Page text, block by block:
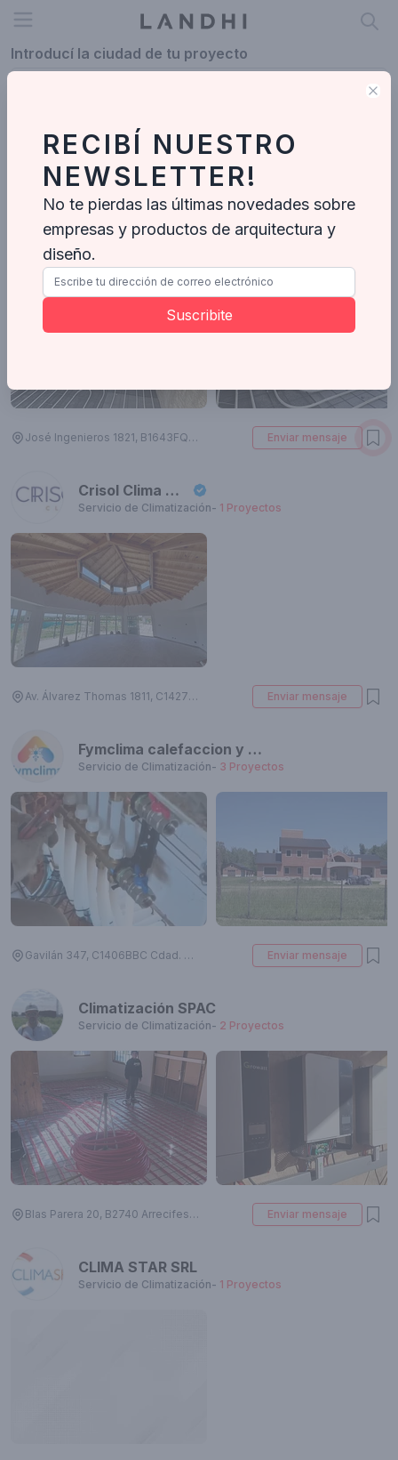
Open menu
Introducí la ciudad de tu proyecto
Servicio de Climatización
Servicio de Climatización
Climatizacion HD
Servicio de Climatización
José Ingenieros 1821, B1643FQI Béccar, Provincia de Buenos Aires, Argentina Enviar mensaje
Crisol Clima SRL
Servicio de Climatización- 1 Proyectos
Av. Álvarez Thomas 1811, C1427 Cdad. Autónoma de Buenos Aires, Argentina Enviar mensaje
Fymclima calefaccion y aire acondicionado
Servicio de Climatización- 3 Proyectos
Gavilán 347, C1406BBC Cdad. Autónoma de Buenos Aires, Argentina Enviar mensaje
Climatización SPAC
Servicio de Climatización- 2 Proyectos
Blas Parera 20, B2740 Arrecifes, Provincia de Buenos Aires, Argentina Enviar mensaje
CLIMA STAR SRL
Servicio de Climatización- 1 Proyectos
RECIBÍ NUESTRO
NEWSLETTER!
No te pierdas las últimas novedades sobre
empresas y productos de arquitectura y
diseño.
Suscribite